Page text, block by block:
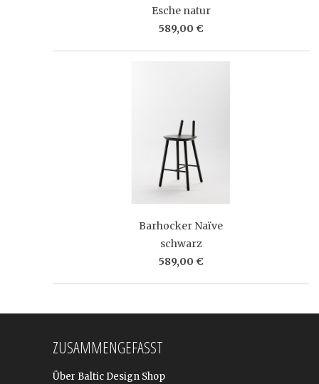
Esche natur
589,00 €
Barhocker Naïve
schwarz
589,00 €
ZUSAMMENGEFASST
Über Baltic Design Shop